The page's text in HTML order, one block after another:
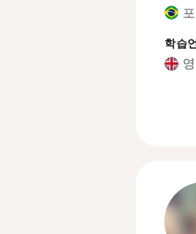
학습